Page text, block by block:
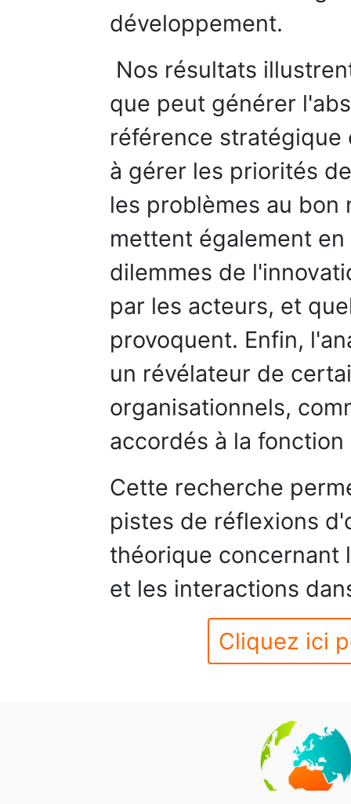
développement.
Nos résultats
que peut générer
référence stratégique
à gérer les priorités
les problèmes au bon
mettent également
dilemmes de
par les acteurs, et
provoquent. Enfin,
un révélateur de
organisationnels,
accordés à la
Cette recherche
pistes de réflexions
théorique concernant
et les interactions
Cliquez ici